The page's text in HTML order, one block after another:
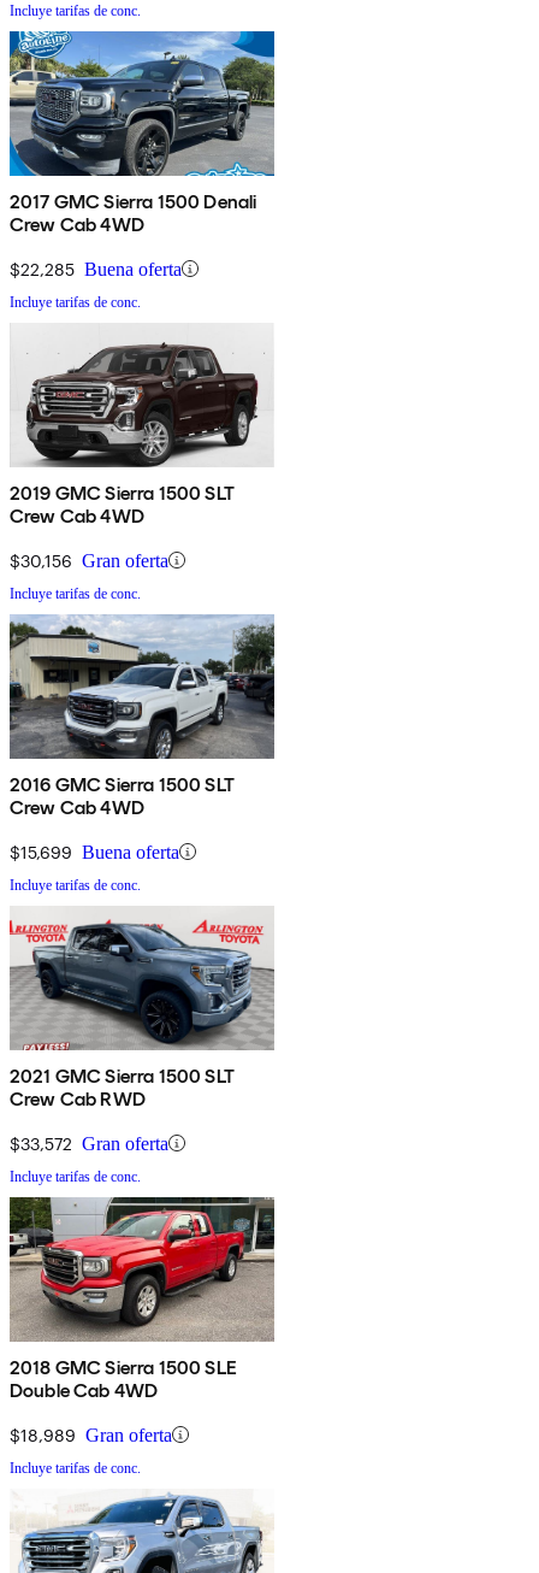
Incluye tarifas de conc.
2017 GMC Sierra 1500 Denali
Crew Cab 4WD
$22,285 Buena oferta
Incluye tarifas de conc.
2019 GMC Sierra 1500 SLT
Crew Cab 4WD
$30,156 Gran oferta
Incluye tarifas de conc.
2016 GMC Sierra 1500 SLT
Crew Cab 4WD
$15,699 Buena oferta
Incluye tarifas de conc.
2021 GMC Sierra 1500 SLT
Crew Cab RWD
$33,572 Gran oferta
Incluye tarifas de conc.
2018 GMC Sierra 1500 SLE
Double Cab 4WD
$18,989 Gran oferta
Incluye tarifas de conc.